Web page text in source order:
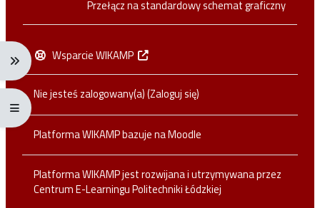
Rozwiń menu nawigacji: Ctrl + Alt + →
Rozwiń menu pełnoekranowe: Ctrl + Alt + f
Przełącz na standardowy schemat graficzny
Wsparcie WIKAMP
Nie jesteś zalogowany(a) (Zaloguj się)
Platforma WIKAMP bazuje naMoodle
Platforma WIKAMP jest rozwijana i utrzymywana przez
Centrum E-Learningu Politechniki Łódzkiej